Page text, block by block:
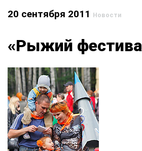
20 сентября 2011 Новости
«Рыжий